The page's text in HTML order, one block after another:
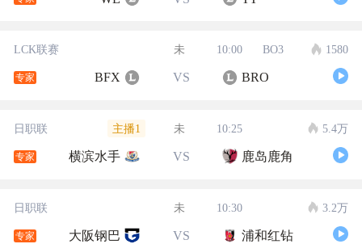
LCK联赛 未 10:00 BO3 1580
专家 BFX VS BRO
日职联 主播1 未 10:25 5.4万
专家 横滨水手 VS 鹿岛鹿角
日职联 未 10:30 3.2万
专家 大阪钢巴 VS 浦和红钻